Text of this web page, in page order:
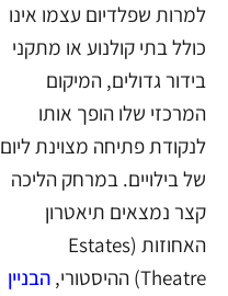
למרות שפלדיום עצמו אינו
כולל בתי קולנוע או מתקני
בידור גדולים, המיקום
המרכזי שלו הופך אותו
לנקודת פתיחה מצוינת ליום
של בילויים. במרחק הליכה
קצר נמצאים תיאטרון
האחוזות (Estates
Theatre) ההיסטורי,
הבניין